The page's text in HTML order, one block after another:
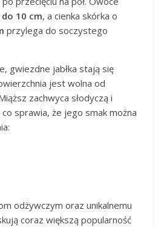
do 10 cm, a cienka skórka o
przylega do soczystego
gwiezdne jabłka stają się
jest wolna od
zachwyca słodyczą i
sprawia, że jego smak można
odżywczym oraz unikalnemu
coraz większą popularność